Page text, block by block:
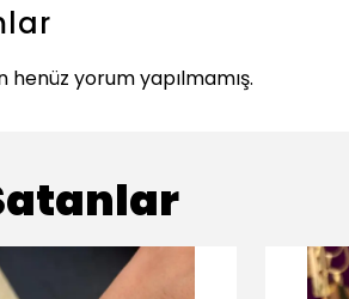
henüz yorum yapılmamış.